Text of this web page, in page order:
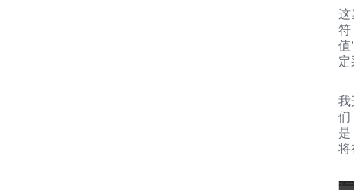
这
符
值
定
我
们
是
将